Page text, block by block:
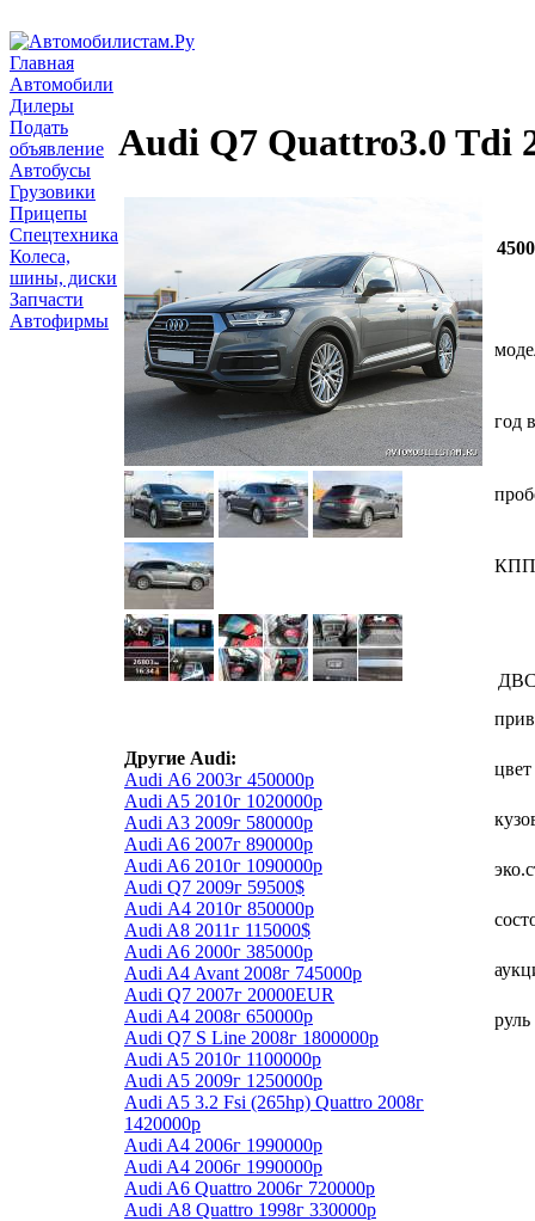
Главная
Автомобили
Дилеры
Подать
объявление
Автобусы
Грузовики
Прицепы
Спецтехника
Колеса,
шины, диски
Запчасти
Автофирмы
Audi Q7 Quattro3.0 Tdi
Другие Audi:
Audi А6 2003г 450000р
Audi A5 2010г 1020000р
Audi A3 2009г 580000р
Audi A6 2007г 890000р
Audi A6 2010г 1090000р
Audi Q7 2009г 59500$
Audi А4 2010г 850000р
Audi A8 2011г 115000$
Audi A6 2000г 385000р
Audi A4 Avant 2008г 745000р
Audi Q7 2007г 20000EUR
Audi A4 2008г 650000р
Audi Q7 S Line 2008г 1800000р
Audi A5 2010г 1100000р
Audi A5 2009г 1250000р
Audi A5 3.2 Fsi (265hp) Quattro 2008г
1420000р
Audi A4 2006г 1990000р
Audi A4 2006г 1990000р
Audi A6 Quattro 2006г 720000р
Audi А8 Quattro 1998г 330000р
год
КПП
цвет
руль